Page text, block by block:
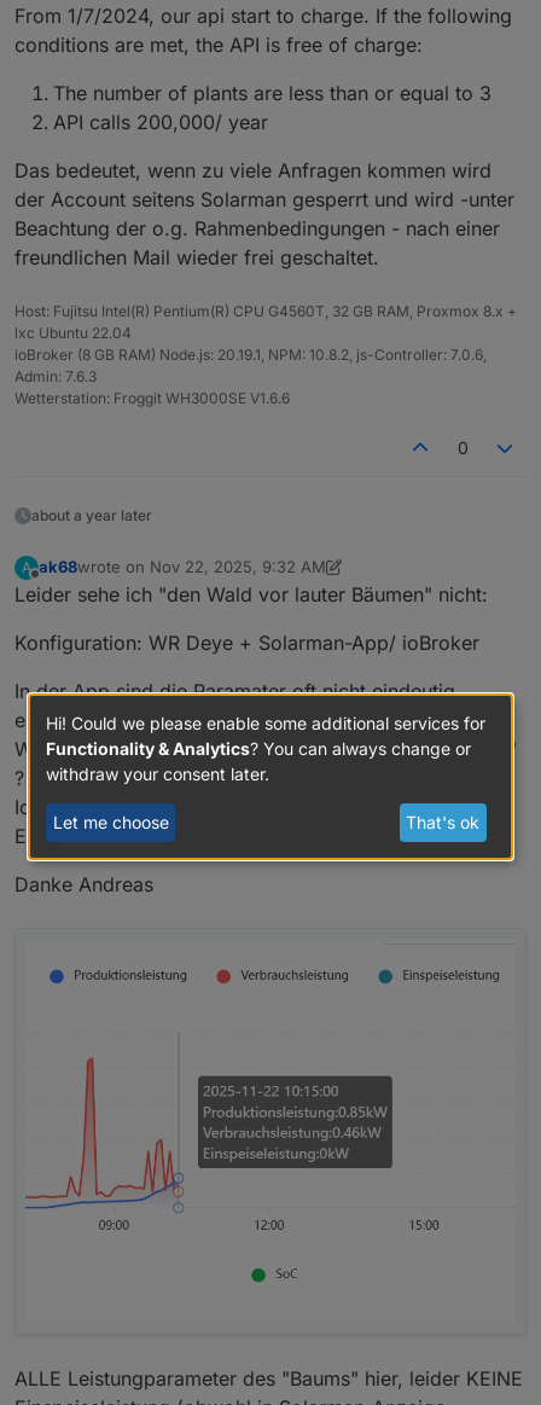
From 1/7/2024, our api start to charge. If the following
conditions are met, the API is free of charge:
The number of plants are less than or equal to 3
API calls 200,000/ year
Das bedeutet, wenn zu viele Anfragen kommen wird
der Account seitens Solarman gesperrt und wird -unter
Beachtung der o.g. Rahmenbedingungen - nach einer
freundlichen Mail wieder frei geschaltet.
Host: Fujitsu Intel(R) Pentium(R) CPU G4560T, 32 GB RAM, Proxmox 8.x +
lxc Ubuntu 22.04
ioBroker (8 GB RAM) Node.js: 20.19.1, NPM: 10.8.2, js-Controller: 7.0.6,
Admin: 7.6.3
Wetterstation: Froggit WH3000SE V1.6.6
0
about a year later
A
Offline
ak68wrote on Nov 22, 2025, 9:32 AM
last edited by ak68Nov 22, 2025, 10:44 AM
Leider sehe ich "den Wald vor lauter Bäumen" nicht:
Konfiguration: WR Deye + Solarman-App/ ioBroker
In der App sind die Paramater oft nicht eindeutig
ersichtlich, daher meine Frage:
Wie ist die Abkürzung der "aktuellen Einspeiseleistung"
?
Ich finde im IOB-Datenbaum nur den Gesamt-
Energieverkauf und den Täglichen Energieverkauf :)
Danke Andreas
ALLE Leistungparameter des "Baums" hier, leider KEINE
Hi! Could we please enable some additional services for
Functionality & Analytics? You can always change or
withdraw your consent later.
Let me choose That's ok